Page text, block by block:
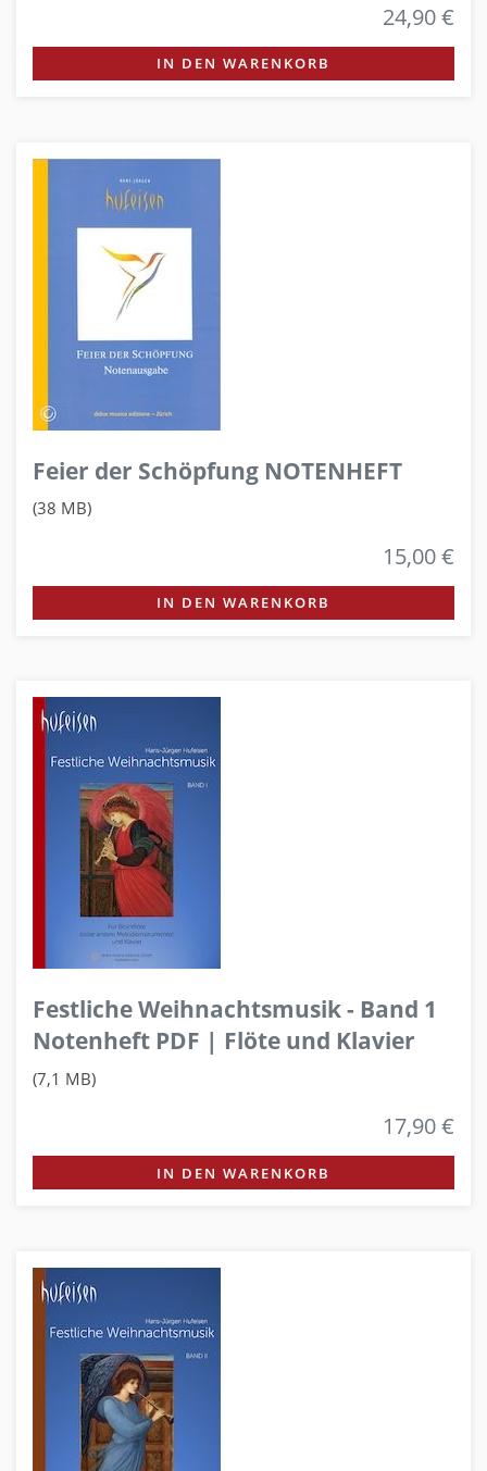
24,90 €
IN DEN WARENKORB
Feier der Schöpfung NOTENHEFT
(38 MB)
15,00 €
IN DEN WARENKORB
Festliche Weihnachtsmusik - Band 1
Notenheft PDF | Flöte und Klavier
(7,1 MB)
17,90 €
IN DEN WARENKORB